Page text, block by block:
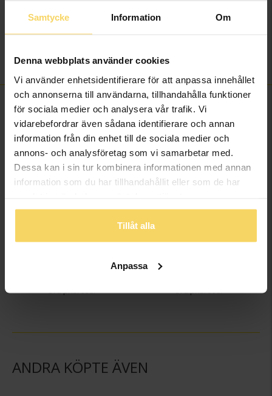
Samtycke Information Om
Denna webbplats använder cookies
Vi använder enhetsidentifierare för att anpassa innehållet
och annonserna till användarna, tillhandahålla funktioner
för sociala medier och analysera vår trafik. Vi
vidarebefordrar även sådana identifierare och annan
information från din enhet till de sociala medier och
annons- och analysföretag som vi samarbetar med.
Dessa kan i sin tur kombinera informationen med annan
information som du har tillhandahållit eller som de har
Tillåt alla
Anpassa
Sten/Pärla
Odlad sötvattenspärla
Vikt ca (gram)
2.84
FINNS OCKSÅ SOM
Bästsäljare
998:-
Bästsäljare
998:-
ANDRA KÖPTE ÄVEN